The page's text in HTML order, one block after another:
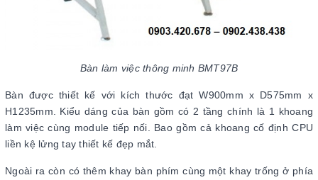
Bàn làm việc thông minh BMT97B
Bàn được thiết kế với kích thước đạt W900mm x D575mm x
H1235mm. Kiểu dáng của bàn gồm có 2 tầng chính là 1 khoang
làm việc cùng module tiếp nối. Bao gồm cả khoang cố định CPU
liền kệ lửng tay thiết kế đẹp mắt.
Ngoài ra còn có thêm khay bàn phím cùng một khay trống ở phía